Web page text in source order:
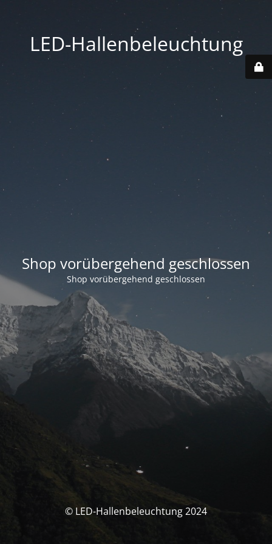
LED-Hallenbeleuchtung
Shop vorübergehend geschlossen
Shop vorübergehend geschlossen
© LED-Hallenbeleuchtung 2024